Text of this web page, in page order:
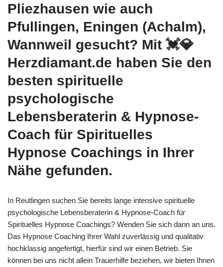
Pliezhausen wie auch
Pfullingen, Eningen (Achalm),
Wannweil gesucht? Mit 💓️💎
Herzdiamant.de haben Sie den
besten spirituelle
psychologische
Lebensberaterin & Hypnose-
Coach für Spirituelles
Hypnose Coachings in Ihrer
Nähe gefunden.
In Reutlingen suchen Sie bereits lange intensive spirituelle
psychologische Lebensberaterin & Hypnose-Coach für
Spirituelles Hypnose Coachings? Wenden Sie sich dann an uns.
Das Hypnose Coaching Ihrer Wahl zuverlässig und qualitativ
hochklassig angefertigt, hierfür sind wir einen Betrieb. Sie
können bei uns nicht allein Trauerhilfe beziehen, wir bieten Ihnen